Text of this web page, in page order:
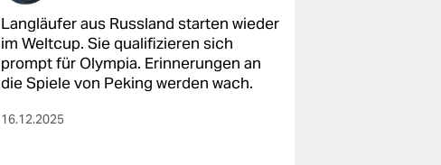
Langläufer aus Russland starten wieder
im Weltcup. Sie qualifizieren sich
prompt für Olympia. Erinnerungen an
die Spiele von Peking werden wach.
16.12.2025